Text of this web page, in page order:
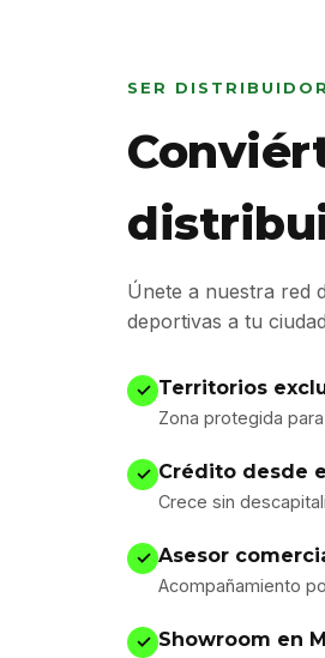
SER DISTRIBUIDOR
Únete a nuestra red
deportivas a tu
✓ Territorios
Zona protegida
✓ Crédito desde
Crece sin
✓ Asesor
Acompañamiento
✓ Showroom en